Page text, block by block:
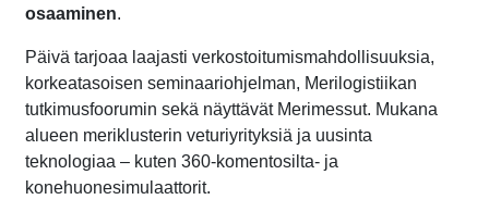
osaaminen.
Päivä tarjoaa laajasti verkostoitumismahdollisuuksia,
korkeatasoisen seminaariohjelman, Merilogistiikan
tutkimusfoorumin sekä näyttävät Merimessut. Mukana
alueen meriklusterin veturiyrityksiä ja uusinta
teknologiaa – kuten 360-komentosilta- ja
konehuonesimulaattorit.